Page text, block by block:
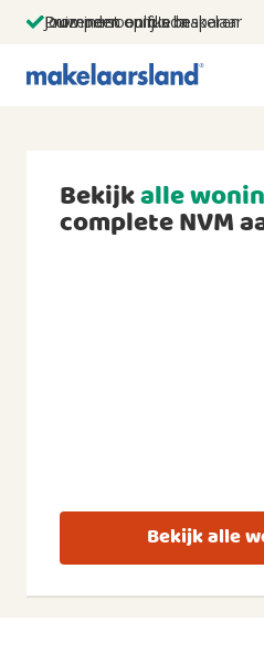
Jouw persoonlijke makelaar
Duizenden euro's besparen
Prominent op funda
Bekijkalle
complete NVM
Bekijk alle